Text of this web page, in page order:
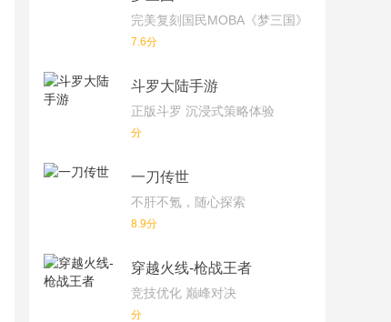
完美复刻国民MOBA《梦三国》端游！
7.6分
斗罗大陆手游
正版斗罗 沉浸式策略体验
分
一刀传世
不肝不氪，随心探索
8.9分
穿越火线-枪战王者
竞技优化 巅峰对决
分